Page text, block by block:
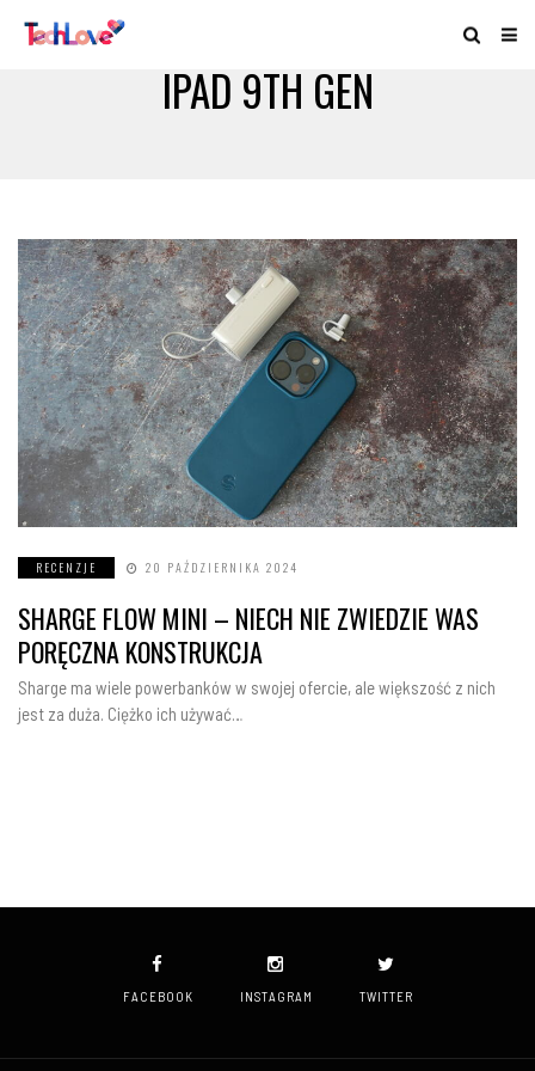
IPAD 9TH GEN
RECENZJE 20 PAŹDZIERNIKA 2024
SHARGE FLOW MINI – NIECH NIE ZWIEDZIE WAS
PORĘCZNA KONSTRUKCJA
Sharge ma wiele powerbanków w swojej ofercie, ale większość z nich
jest za duża. Ciężko ich używać…
FACEBOOK INSTAGRAM TWITTER